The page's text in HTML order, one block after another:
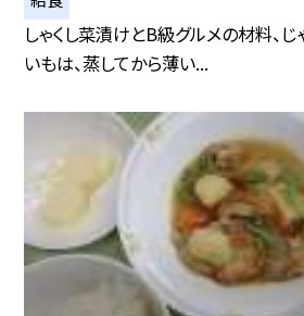
しゃくし菜漬けとB級グルメの材料、じ
いもは、蒸してから薄い...